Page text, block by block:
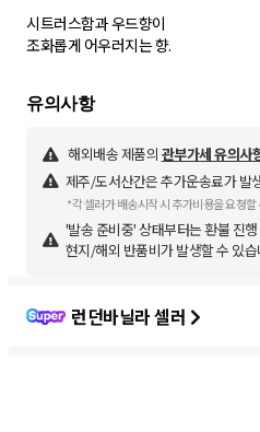
시트러스함과 우드향이
조화롭게 어우러지는 향.
유의사항
해외배송 제품의 관부가세 유의사
제주/도서산간은 추가운송료가 발
*각 셀러가 배송시작 시 추가비용을 요청할
'발송 준비중' 상태부터는 환불 진
현지/해외 반품비가 발생할 수 있습
런던바닐라 셀러